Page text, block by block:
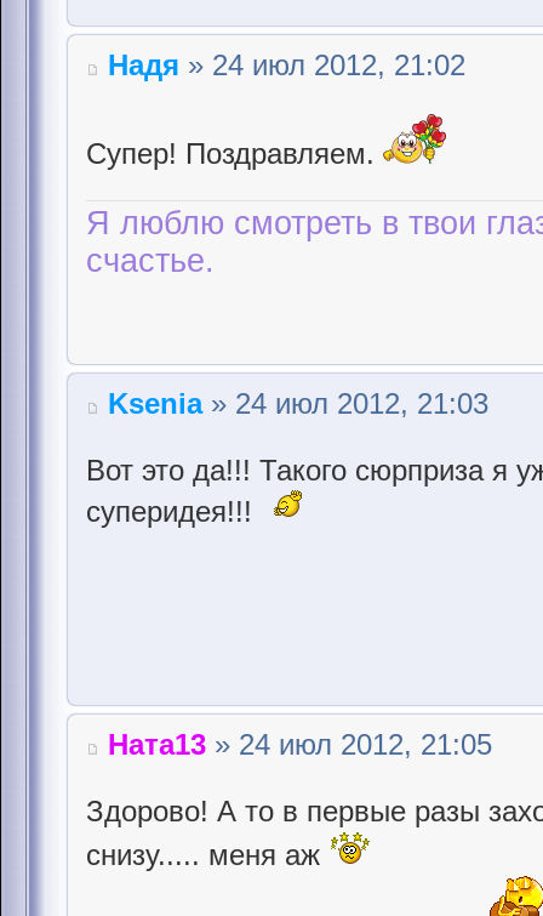
Надя » 24 июл 2012, 21:02
Супер! Поздравляем.
Я люблю смотреть в твои
счастье.
Ksenia» 24 июл 2012, 21:03
Вот это да!!! Такого сюрприза я
суперидея!!!
Ната13 » 24 июл 2012, 21:05
Здорово! А то в первые разы
снизу..... меня аж